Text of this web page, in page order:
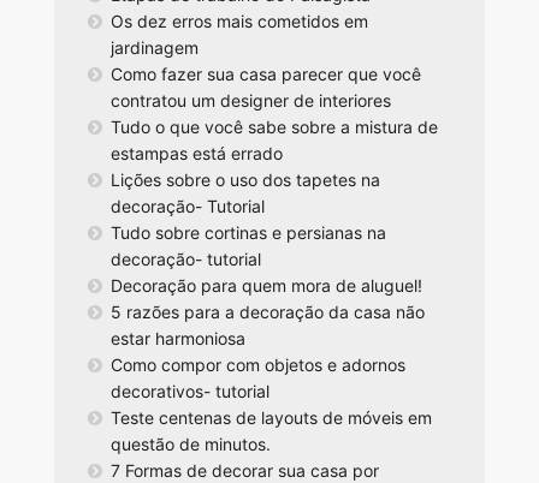
Os dez erros mais cometidos em
jardinagem
Como fazer sua casa parecer que você
contratou um designer de interiores
Tudo o que você sabe sobre a mistura de
estampas está errado
Lições sobre o uso dos tapetes na
decoração- Tutorial
Tudo sobre cortinas e persianas na
decoração- tutorial
Decoração para quem mora de aluguel!
5 razões para a decoração da casa não
estar harmoniosa
Como compor com objetos e adornos
decorativos- tutorial
Teste centenas de layouts de móveis em
questão de minutos.
7 Formas de decorar sua casa por